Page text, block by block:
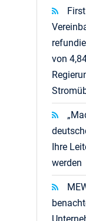
von
Ihre
werden